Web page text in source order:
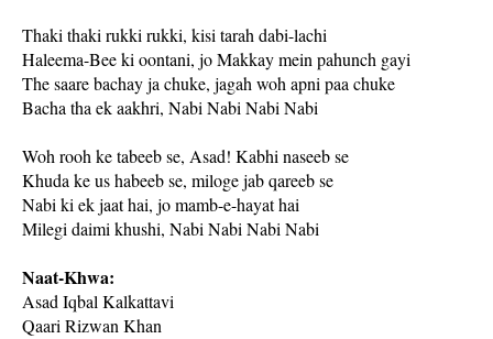
Thaki thaki rukki rukki, kisi tarah dabi-lachi
Haleema-Bee ki oontani, jo Makkay mein pahunch gayi
The saare bachay ja chuke, jagah woh apni paa chuke
Bacha tha ek aakhri, Nabi Nabi Nabi Nabi
Woh rooh ke tabeeb se, Asad! Kabhi naseeb se
Khuda ke us habeeb se, miloge jab qareeb se
Nabi ki ek jaat hai, jo mamb-e-hayat hai
Milegi daimi khushi, Nabi Nabi Nabi Nabi
Naat-Khwa:
Asad Iqbal Kalkattavi
Qaari Rizwan Khan